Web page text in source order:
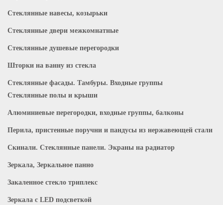
Стеклянные навесы, козырьки
Стеклянные двери межкомнатные
Стеклянные душевые перегородки
Шторки на ванну из стекла
Стеклянные фасады. Тамбуры. Входные группы
Стеклянные полы и крыши
Алюминиевые перегородки, входные группы, балконы
Перила, пристенные поручни и пандусы из нержавеющей стали
Скинали. Стеклянные панели. Экраны на радиатор
Зеркала, Зеркальное панно
Закаленное стекло триплекс
Зеркала с LED подсветкой